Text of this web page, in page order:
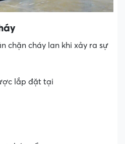
chặn cháy lan khi xảy ra sự
lắp đặt tại